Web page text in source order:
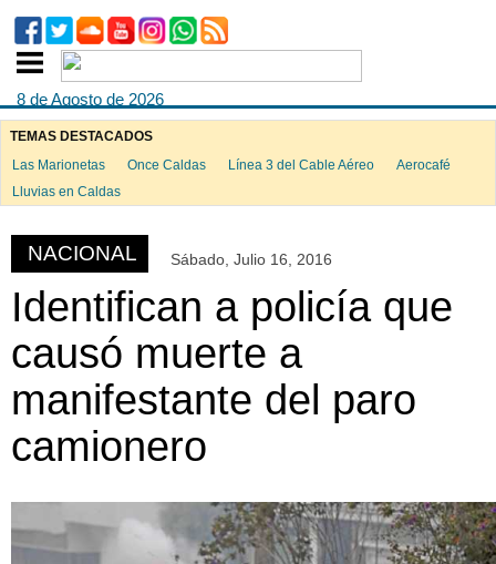
8 de Agosto de 2026
TEMAS DESTACADOS
Las Marionetas
Once Caldas Línea 3 del Cable Aéreo
Aerocafé
Lluvias en Caldas
NACIONAL Sábado, Julio 16, 2016
Identifican a policía que
causó muerte a
manifestante del paro
camionero